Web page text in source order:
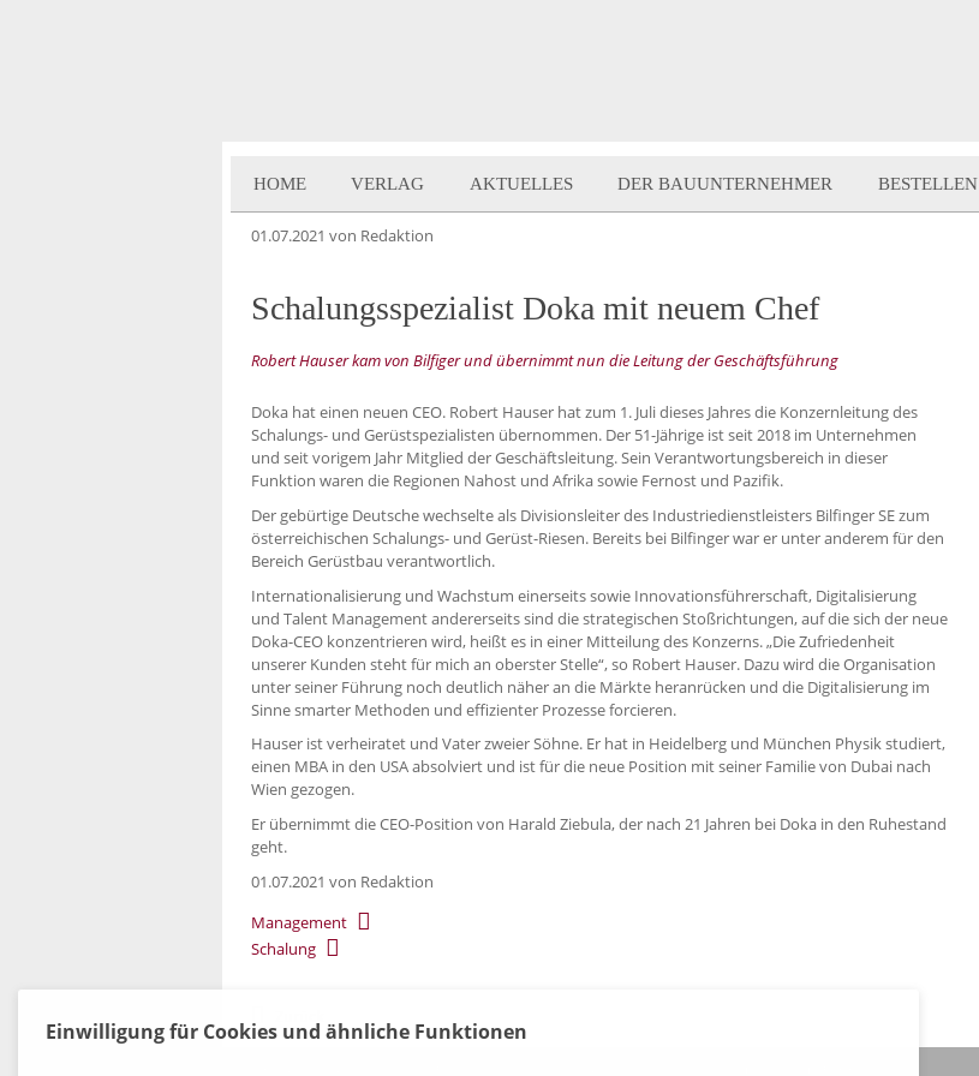
HOME VERLAG AKTUELLES DER BAUUNTERNEHMER BESTELLEN
01.07.2021 von Redaktion
Schalungsspezialist Doka mit neuem Chef
Robert Hauser kam von Bilfiger und übernimmt nun die Leitung der Geschäftsführung
Doka hat einen neuen CEO. Robert Hauser hat zum 1. Juli dieses Jahres die Konzernleitung des
Schalungs- und Gerüstspezialisten übernommen. Der 51-Jährige ist seit 2018 im Unternehmen
und seit vorigem Jahr Mitglied der Geschäftsleitung. Sein Verantwortungsbereich in dieser
Funktion waren die Regionen Nahost und Afrika sowie Fernost und Pazifik.
Der gebürtige Deutsche wechselte als Divisionsleiter des Industriedienstleisters Bilfinger SE zum
österreichischen Schalungs- und Gerüst-Riesen. Bereits bei Bilfinger war er unter anderem für den
Bereich Gerüstbau verantwortlich.
Internationalisierung und Wachstum einerseits sowie Innovationsführerschaft, Digitalisierung
und Talent Management andererseits sind die strategischen Stoßrichtungen, auf die sich der neue
Doka-CEO konzentrieren wird, heißt es in einer Mitteilung des Konzerns. „Die Zufriedenheit
unserer Kunden steht für mich an oberster Stelle“, so Robert Hauser. Dazu wird die Organisation
unter seiner Führung noch deutlich näher an die Märkte heranrücken und die Digitalisierung im
Sinne smarter Methoden und effizienter Prozesse forcieren.
Hauser ist verheiratet und Vater zweier Söhne. Er hat in Heidelberg und München Physik studiert,
einen MBA in den USA absolviert und ist für die neue Position mit seiner Familie von Dubai nach
Wien gezogen.
Er übernimmt die CEO-Position von Harald Ziebula, der nach 21 Jahren bei Doka in den Ruhestand
geht.
01.07.2021 von Redaktion
Management
Schalung
Einwilligung für Cookies und ähnliche Funktionen